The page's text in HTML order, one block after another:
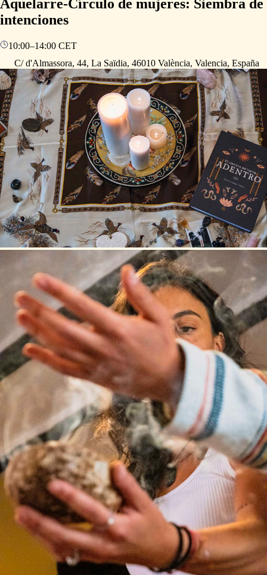
Aquelarre-Círculo de mujeres: Siembra de
intenciones
10:00–14:00 CET
C/ d'Almassora, 44, La Saïdia, 46010 València, Valencia, España